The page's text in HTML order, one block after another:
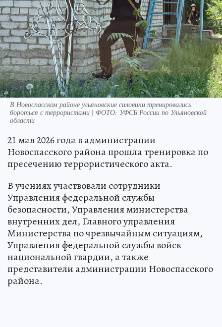
В Новоспасском районе ульяновские силовики тренировались
бороться с террористами | ФОТО: УФСБ России по Ульяновской
области
21 мая 2026 года в администрации
Новоспасского района прошла тренировка по
пресечению террористического акта.
В учениях участвовали сотрудники
Управления федеральной службы
безопасности, Управления министерства
внутренних дел, Главного управления
Министерства по чрезвычайным ситуациям,
Управления федеральной службы войск
национальной гвардии, а также
представители администрации Новоспасского
района.